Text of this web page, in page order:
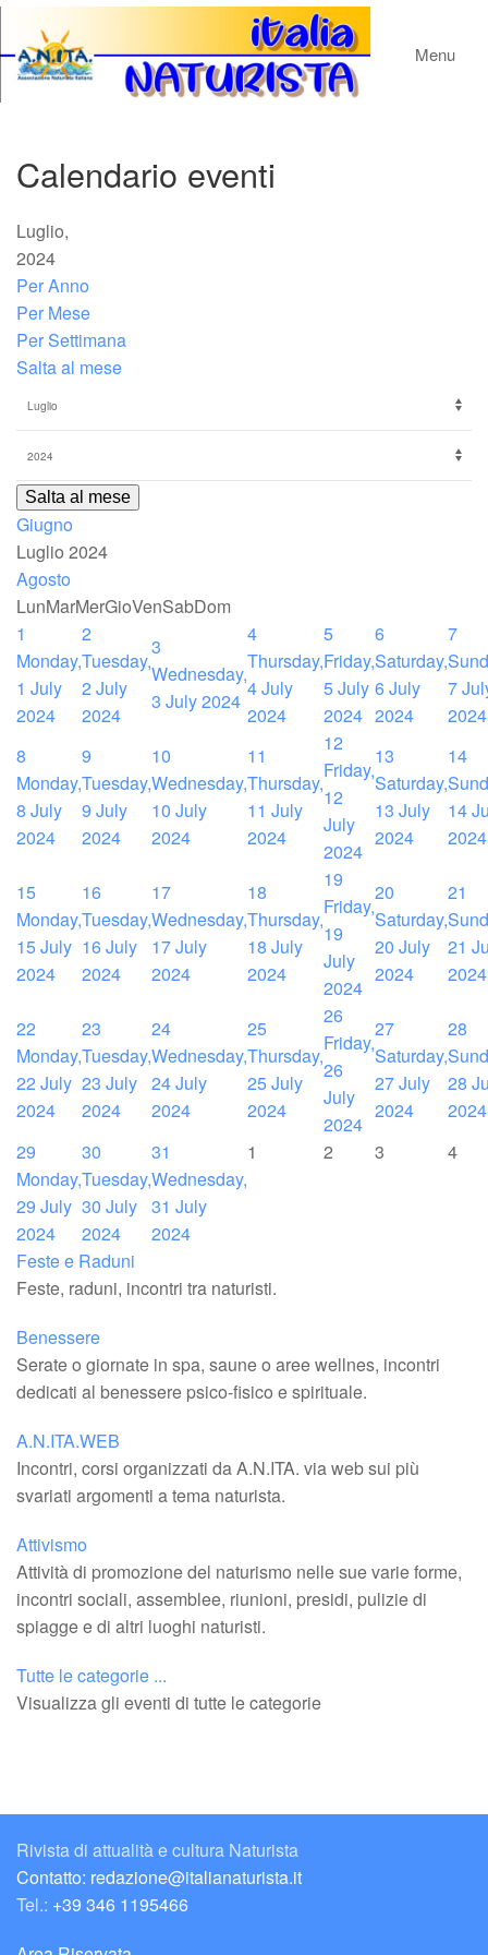
Menu
Calendario eventi
Luglio,
2024
Per Anno
Per Mese
Per Settimana
Salta al mese
Salta al mese
Giugno
Luglio 2024
Agosto
LunMarMerGioVenSabDom
1
Monday,
1 July
2024
2
Tuesday,
2 July
2024
3
Wednesday,
3 July 2024
4
Thursday,
4 July
2024
5
Friday,
5 July
2024
6
Saturday,
6 July
2024
7
7
2024
8
Monday,
8 July
2024
9
Tuesday,
9 July
2024
10
Wednesday,
10 July
2024
11
Thursday,
11 July
2024
12
Friday,
12
July
2024
13
Saturday,
13 July
2024
14
14
2024
15
Monday,
15 July
2024
16
Tuesday,
16 July
2024
17
Wednesday,
17 July
2024
18
Thursday,
18 July
2024
19
Friday,
19
July
2024
20
Saturday,
20 July
2024
21
21
2024
22
Monday,
22 July
2024
23
Tuesday,
23 July
2024
24
Wednesday,
24 July
2024
25
Thursday,
25 July
2024
26
Friday,
26
July
2024
27
Saturday,
27 July
2024
28
28
2024
29
Monday,
29 July
2024
30
Tuesday,
30 July
2024
31
Wednesday,
31 July
2024
1 2 3 4
Feste e Raduni
Feste, raduni, incontri tra naturisti.
Benessere
Serate o giornate in spa, saune o aree wellnes, incontri
dedicati al benessere psico-fisico e spirituale.
A.N.ITA.WEB
Incontri, corsi organizzati da A.N.ITA. via web sui più
svariati argomenti a tema naturista.
Attivismo
Attività di promozione del naturismo nelle sue varie forme,
incontri sociali, assemblee, riunioni, presidi, pulizie di
spiagge e di altri luoghi naturisti.
Tutte le categorie ...
Visualizza gli eventi di tutte le categorie
Rivista di attualità e cultura Naturista
Contatto: redazione@italianaturista.it
Tel.: +39 346 1195466